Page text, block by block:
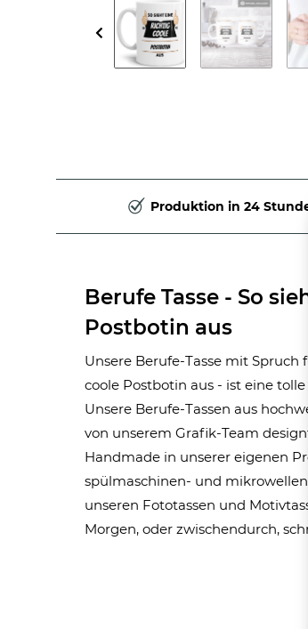
Produktion in 24
Berufe Tasse - So
Postbotin aus
Unsere Berufe-Tasse mit
coole Postbotin aus - ist eine
Unsere Berufe-Tassen aus
von unserem Grafik-Team
Handmade in unserer eigenen
spülmaschinen- und
unseren Fototassen und
Morgen, oder zwischendurch,